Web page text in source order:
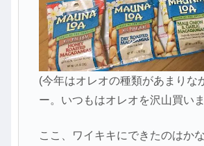
(今年はオレオの種類があまりな
ー。いつもはオレオを沢山買い
ここ、ワイキキにできたのはか